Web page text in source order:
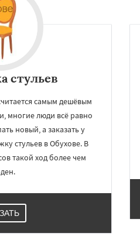
стульев
самым дешёвым
многие люди всё равно
новый, а заказать у
стульев в Обухове. В
такой ход более чем
×